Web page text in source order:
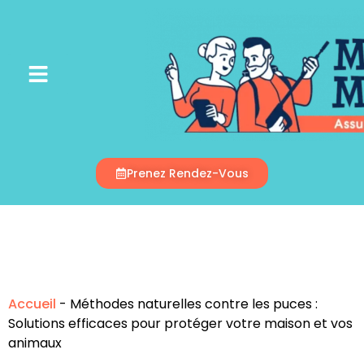
Appelez-Nous
Prenez Rendez-Vous
Accueil - Méthodes naturelles contre les puces :
Solutions efficaces pour protéger votre maison et vos
animaux